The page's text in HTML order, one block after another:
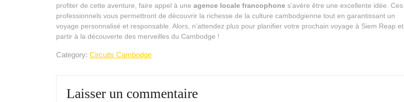
profiter de cette aventure, faire appel à une agence locale francophone s’avère être une excellente idée. Ces
professionnels vous permettront de découvrir la richesse de la culture cambodgienne tout en garantissant un
voyage personnalisé et responsable. Alors, n’attendez plus pour planifier votre prochain voyage à Siem Reap et
partir à la découverte des merveilles du Cambodge !
Category: Circuits Cambodge
Laisser un commentaire